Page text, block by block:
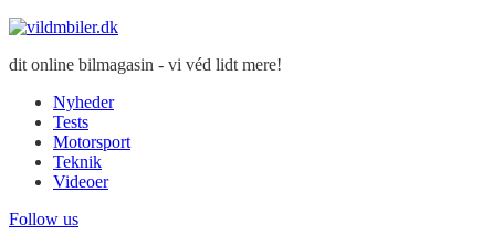
dit online bilmagasin - vi véd lidt mere!
Nyheder
Tests
Motorsport
Teknik
Videoer
Follow us